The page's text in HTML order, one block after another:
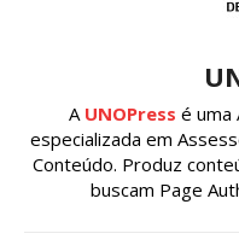
A UNOPress é uma
especializada em
Conteúdo. Produz
buscam Page